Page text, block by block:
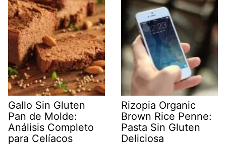
Gallo Sin Gluten
Pan de Molde:
Análisis Completo
para Celíacos
Rizopia Organic
Brown Rice Penne:
Pasta Sin Gluten
Deliciosa